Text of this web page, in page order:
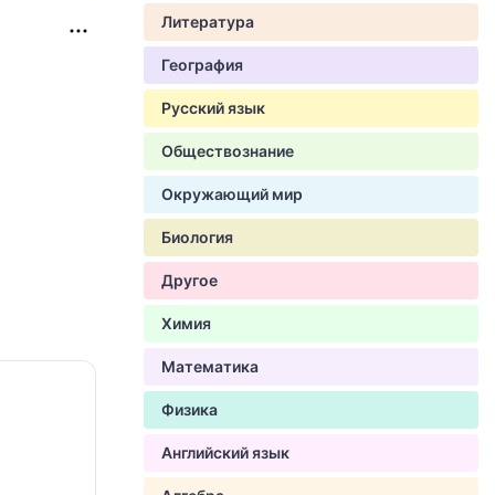
Литература
География
Русский язык
Обществознание
Окружающий мир
Биология
Другое
Химия
Математика
Физика
Английский язык